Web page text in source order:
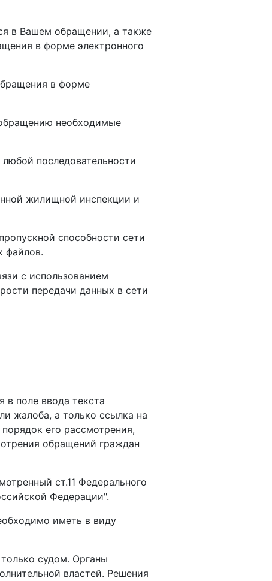
в Вашем обращении, а также
в форме электронного
в форме
необходимые
последовательности
жилищной инспекции и
способности сети
файлов.
с использованием
передачи данных в сети
в поле ввода текста
жалоба, а только ссылка на
его рассмотрения,
обращений граждан
ст.11 Федерального
Федерации".
иметь в виду
судом. Органы
властей. Решения